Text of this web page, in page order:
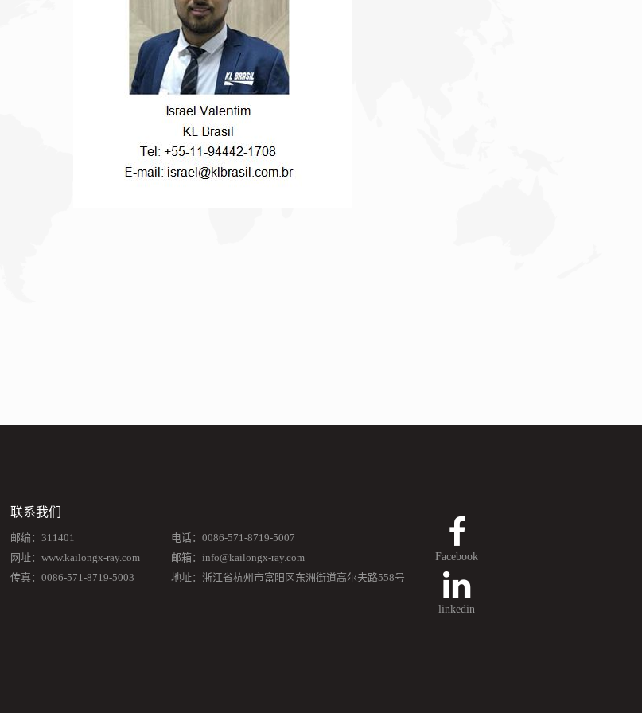
联系我们
邮编：311401
网址：www.kailongx-ray.com
传真：0086-571-8719-5003
电话：0086-571-8719-5007
邮箱：info@kailongx-ray.com
地址：浙江省杭州市富阳区东洲街道高尔夫路558号
Facebook
linkedin